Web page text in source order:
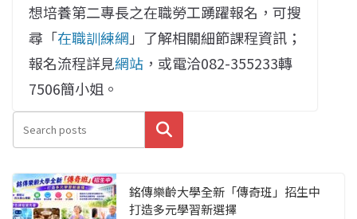
想培養第二專長之在職勞工踴躍報名，可搜
尋「在職訓練網 」了解相關細節課程資訊；
報名流程詳見網站 ，或電洽082-355233轉
7506簡小姐。
搜尋
銘傳樂齡大學全新「傳奇班」招生中
打造多元學習新選擇